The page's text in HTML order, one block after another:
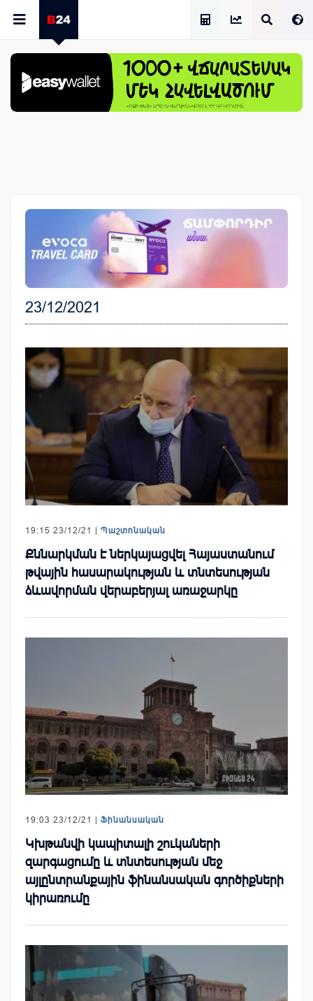
23/12/2021
19:15 23/12/21 | Պաշտոնական
Քննարկման է ներկայացվել Հայաստանում
թվային հասարակության և տնտեսության
ձևավորման վերաբերյալ առաջարկը
19:03 23/12/21 | Ֆինանսական
Կխթանվի կապիտալի շուկաների
զարգացումը և տնտեսության մեջ
այլընտրանքային ֆինանսական գործիքների
կիրառումը